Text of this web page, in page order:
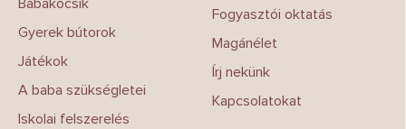
Gyerek bútorok
Játékok
A baba szükségletei
Iskolai felszerelés
Fogyasztói oktatás
Magánélet
Írj nekünk
Kapcsolatokat